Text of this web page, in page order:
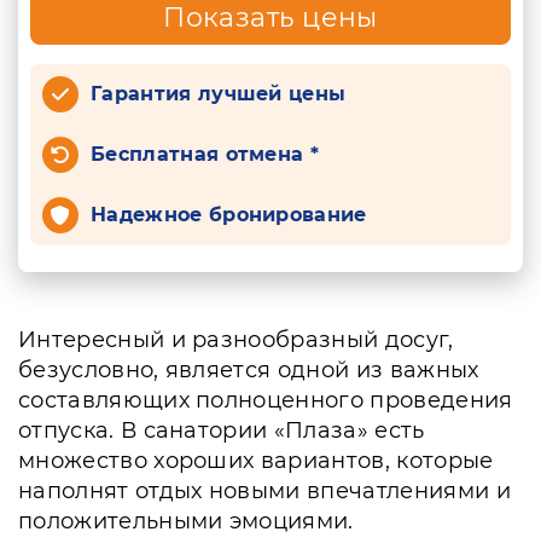
Показать цены
Гарантия лучшей цены
Бесплатная отмена *
Надежное бронирование
Интересный и разнообразный досуг,
безусловно, является одной из важных
составляющих полноценного проведения
отпуска. В санатории «Плаза» есть
множество хороших вариантов, которые
наполнят отдых новыми впечатлениями и
положительными эмоциями.